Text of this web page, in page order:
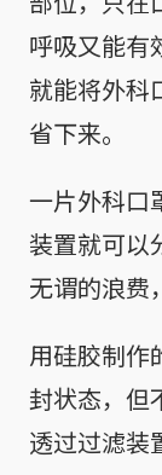
呼吸又能有
就能将外科
省下来。
一片外科口
装置就可以
无谓的浪费
用硅胶制作
封状态，但
透过过滤装